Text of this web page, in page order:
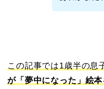
この記事では1歳半の息
が「夢中になった」絵